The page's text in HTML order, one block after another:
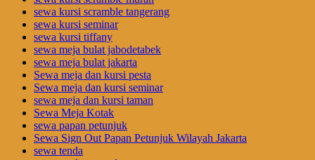
sewa kursi scramble tangerang
sewa kursi seminar
sewa kursi tiffany
sewa meja bulat jabodetabek
sewa meja bulat jakarta
Sewa meja dan kursi pesta
Sewa meja dan kursi seminar
sewa meja dan kursi taman
Sewa Meja Kotak
sewa papan petunjuk
Sewa Sign Out Papan Petunjuk Wilayah Jakarta
sewa tenda